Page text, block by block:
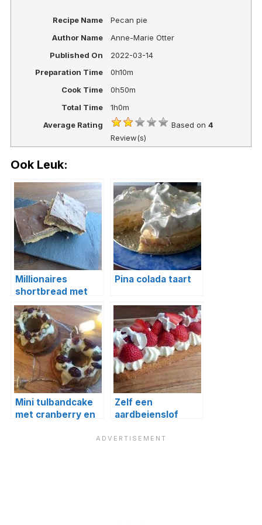
Recipe Name
Pecan pie
Author Name
Anne-Marie Otter
Published On
2022-03-14
Preparation Time
0h10m
Cook Time
0h50m
Total Time
1h0m
Average Rating
Based on4
Review(s)
Ook Leuk:
Millionaires
shortbread met
karamel zeezout
Pina colada taart
Mini tulbandcake
met cranberry en
Zelf een
aardbeienslof